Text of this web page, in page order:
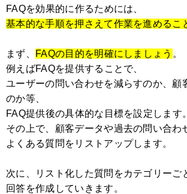
FAQを効果的に作るためには、
基本的な手順を押さえて作業を進めるこ
まず、 FAQの目的を明確にしましょう 。
例えばFAQを提供することで、
ユーザーの問い合わせを減らすのか、顧
のか等、
FAQ提供後の具体的な目標を設定します。
その上で、顧客データや過去の問い合わ
よくある質問をリストアップします。
次に、リスト化した質問をカテゴリーご
回答を作成していきます。